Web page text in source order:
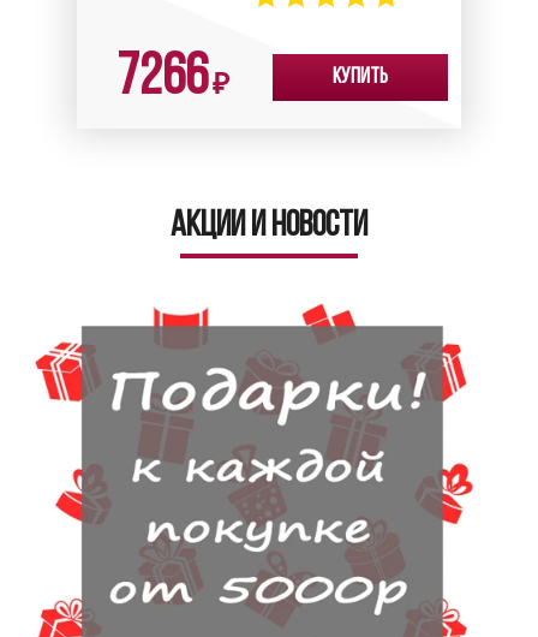
7266₽ Купить
Акции и новости